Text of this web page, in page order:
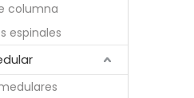
columna
espinales